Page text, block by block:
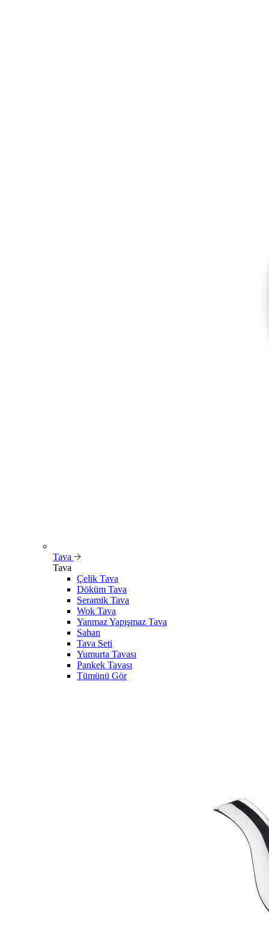
Tava
Tava
Çelik Tava
Döküm Tava
Seramik Tava
Wok Tava
Yanmaz Yapışmaz Tava
Sahan
Tava Seti
Yumurta Tavası
Pankek Tavası
Tümünü Gör